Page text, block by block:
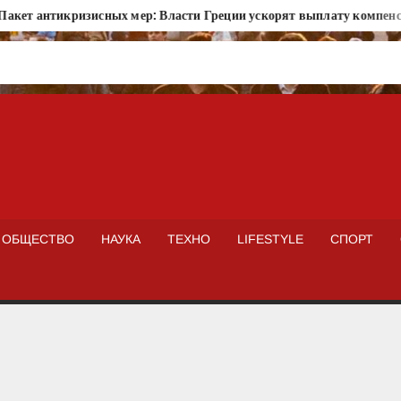
антикризисных мер: Власти Греции ускорят выплату
ОБЩЕСТВО НАУКА ТЕХНО LIFESTYLE СПОРТ